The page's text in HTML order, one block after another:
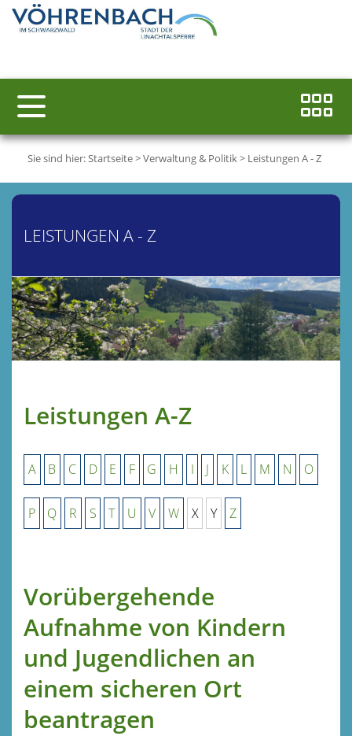
Sie sind hier:Startseite>Verwaltung & Politik> Leistungen A - Z
LEISTUNGEN A - Z
Leistungen A-Z
A B C D E F G H I J K L M N O
P Q R S T U V W X Y Z
Vorübergehende
Aufnahme von Kindern
und Jugendlichen an
einem sicheren Ort
beantragen